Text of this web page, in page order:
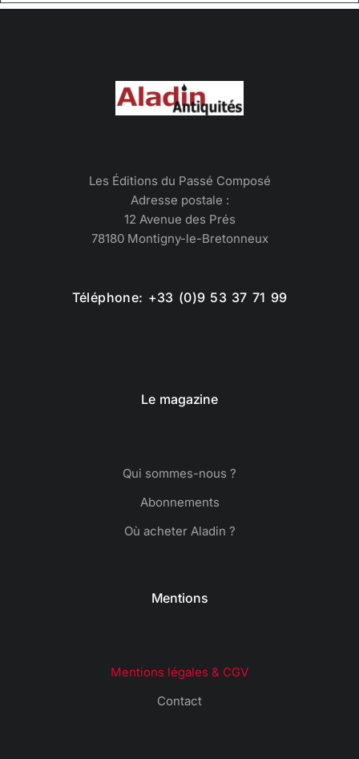
Les Éditions du Passé Composé
Adresse postale :
12 Avenue des Prés
78180 Montigny-le-Bretonneux
Téléphone: +33 (0)9 53 37 71 99
Le magazine
Qui sommes-nous ?
Abonnements
Où acheter Aladin ?
Mentions
Mentions légales & CGV
Contact